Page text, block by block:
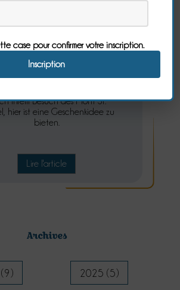
Ihrem Besuch des Mont St.
hier ist eine Geschenkidee zu
bieten.
Lire l'article
Archives
2025 (5)
case pour confirmer votre inscription.